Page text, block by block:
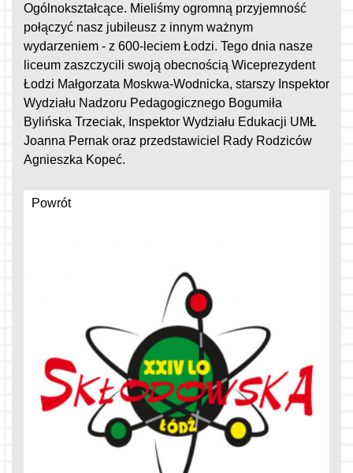
Ogólnokształcące. Mieliśmy ogromną przyjemność
połączyć nasz jubileusz z innym ważnym
wydarzeniem - z 600-leciem Łodzi. Tego dnia nasze
liceum zaszczycili swoją obecnością Wiceprezydent
Łodzi Małgorzata Moskwa-Wodnicka, starszy Inspektor
Wydziału Nadzoru Pedagogicznego Bogumiła
Bylińska Trzeciak, Inspektor Wydziału Edukacji UMŁ
Joanna Pernak oraz przedstawiciel Rady Rodziców
Agnieszka Kopeć.
Powrót